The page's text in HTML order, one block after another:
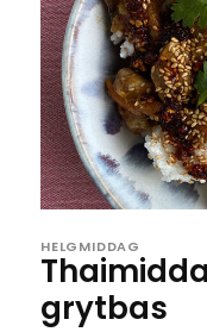
HELGMIDDAG
grytbas